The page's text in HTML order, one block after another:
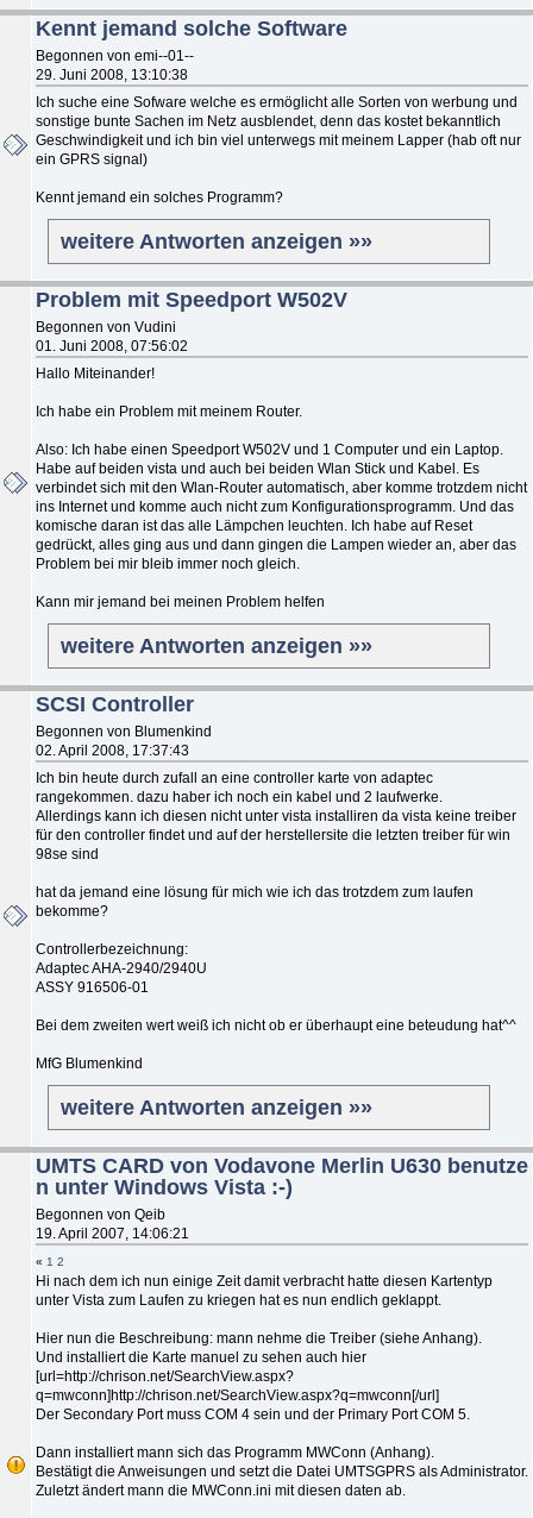
Kennt jemand solche Software
Begonnen von emi--01--
29. Juni 2008, 13:10:38
Ich suche eine Sofware welche es ermöglicht alle Sorten von werbung und
sonstige bunte Sachen im Netz ausblendet, denn das kostet bekanntlich
Geschwindigkeit und ich bin viel unterwegs mit meinem Lapper (hab oft nur
ein GPRS signal)
Kennt jemand ein solches Programm?
weitere Antworten anzeigen »»
Problem mit Speedport W502V
Begonnen von Vudini
01. Juni 2008, 07:56:02
Hallo Miteinander!
Ich habe ein Problem mit meinem Router.
Also: Ich habe einen Speedport W502V und 1 Computer und ein Laptop.
Habe auf beiden vista und auch bei beiden Wlan Stick und Kabel. Es
verbindet sich mit den Wlan-Router automatisch, aber komme trotzdem nicht
ins Internet und komme auch nicht zum Konfigurationsprogramm. Und das
komische daran ist das alle Lämpchen leuchten. Ich habe auf Reset
gedrückt, alles ging aus und dann gingen die Lampen wieder an, aber das
Problem bei mir bleib immer noch gleich.
Kann mir jemand bei meinen Problem helfen
weitere Antworten anzeigen »»
SCSI Controller
Begonnen von Blumenkind
02. April 2008, 17:37:43
Ich bin heute durch zufall an eine controller karte von adaptec
rangekommen. dazu haber ich noch ein kabel und 2 laufwerke.
Allerdings kann ich diesen nicht unter vista installiren da vista keine treiber
für den controller findet und auf der herstellersite die letzten treiber für win
98se sind
hat da jemand eine lösung für mich wie ich das trotzdem zum laufen
bekomme?
Controllerbezeichnung:
Adaptec AHA-2940/2940U
ASSY 916506-01
Bei dem zweiten wert weiß ich nicht ob er überhaupt eine beteudung hat^^
MfG Blumenkind
weitere Antworten anzeigen »»
UMTS CARD von Vodavone Merlin U630 benutze
n unter Windows Vista :-)
Begonnen von Qeib
19. April 2007, 14:06:21
« 1 2
Hi nach dem ich nun einige Zeit damit verbracht hatte diesen Kartentyp
unter Vista zum Laufen zu kriegen hat es nun endlich geklappt.
Hier nun die Beschreibung: mann nehme die Treiber (siehe Anhang).
Und installiert die Karte manuel zu sehen auch hier
[url=http://chrison.net/SearchView.aspx?
q=mwconn]http://chrison.net/SearchView.aspx?q=mwconn[/url]
Der Secondary Port muss COM 4 sein und der Primary Port COM 5.
Dann installiert mann sich das Programm MWConn (Anhang).
Bestätigt die Anweisungen und setzt die Datei UMTSGPRS als Administrator.
Zuletzt ändert mann die MWConn.ini mit diesen daten ab.